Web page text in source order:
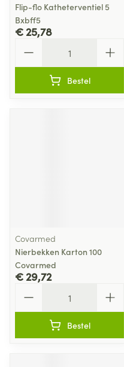
Flip-flo Katheterventiel 5
Bxbff5
€ 25,78
Bestel
Covarmed
Nierbekken Karton 100
Covarmed
€ 29,72
Bestel